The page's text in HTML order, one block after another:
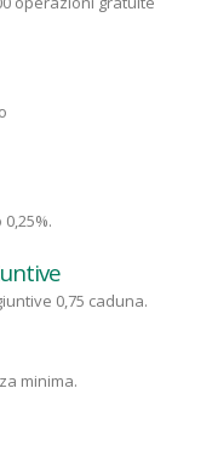
0,75 caduna.
minima.